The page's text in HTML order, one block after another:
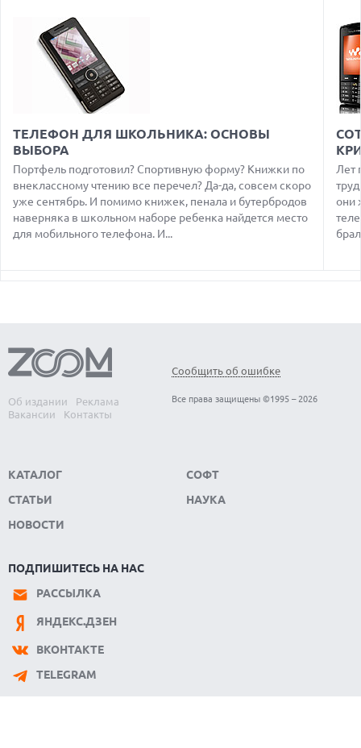
ДЕФИЦИТ ПАМЯТИ DRAM УГРОЖАЕТ СРОКАМ ВЫХОДА
IPHONE 18 PRO
07.08.2026
HUAWEI ПРЕДСТАВИЛА УЛЬТРАЛЕГКИЙ НОУТБУК
MATEBOOK PRO S С OLED-ЭКРАНОМ
ДАННЫХ МИЛЛИОНОВ ПОЛЬЗОВАТЕЛЕЙ
07.08.2026
ЭЛЕКТРИЧЕСКИЙ ПИКАП FORD FATHOM ВРЯД ЛИ
ПОВТОРИТ УСПЕХ ЛЕГЕНДАРНЫХ МОДЕЛЕЙ КОМПАНИИ
07.08.2026
OPENAI УБРАЛА ОГРАНИЧЕНИЯ НА ТЕКСТОВЫЕ ЧАТЫ ДЛЯ
ВСЕХ ПОЛЬЗОВАТЕЛЕЙ CHATGPT
ANTHROPIC РАЗРАБАТЫВАЕТ СОБСТВЕННЫЕ ЧИПЫ ДЛЯ ИИ
08.08.2026
SUNO ВНЕДРЯЕТ ВОДЯНЫЕ ЗНАКИ ДЛЯ AI-ТРЕКОВ НА
ФОНЕ СУДЕБНЫХ РАЗБИРАТЕЛЬСТВ
ТЕЛЕФОН ДЛЯ ШКОЛЬНИКА: ОСНОВЫ
ВЫБОРА
Портфель подготовил? Спортивную форму? Книжки по
внеклассному чтению все перечел? Да-да, совсем скоро
уже сентябрь. И помимо книжек, пенала и бутербродов
наверняка в школьном наборе ребенка найдется место
для мобильного телефона. И...
Лет
они
Об издании
Реклама
Вакансии
Контакты
Сообщить об ошибке
Все права защищены ©1995 – 2026
КАТАЛОГ
СТАТЬИ
НОВОСТИ
СОФТ
НАУКА
ПОДПИШИТЕСЬ НА НАС
РАССЫЛКА
ЯНДЕКС.ДЗЕН
ВКОНТАКТЕ
TELEGRAM